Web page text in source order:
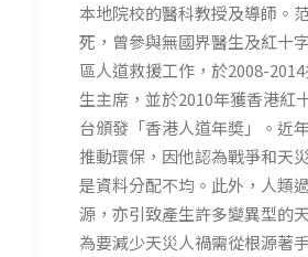
本地院校的醫科教授及導師。
死，曾參與無國界醫生及紅十
區人道救援工作，於2008-
生主席，並於2010年獲香港紅
台頒發「香港人道年奬」。近
推動環保，因他認為戰爭和天
是資料分配不均。此外，人類
源，亦引致產生許多變異型的
為要減少天災人禍需從根源著